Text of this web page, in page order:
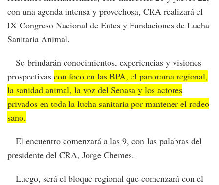
con una agenda intensa y provechosa, CRA realizará el
IX Congreso Nacional de Entes y Fundaciones de Lucha
Sanitaria Animal.
Se brindarán conocimientos, experiencias y visiones
prospectivas con foco en las BPA, el panorama regional,
la sanidad animal, la voz del Senasa y los actores
privados en toda la lucha sanitaria por mantener el rodeo
sano.
El encuentro comenzará a las 9, con las palabras del
presidente del CRA, Jorge Chemes.
Luego, será el bloque regional que comenzará con el